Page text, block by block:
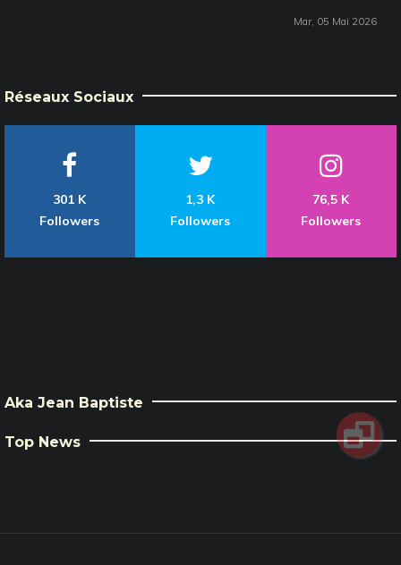
Mar, 05 Mai 2026
Réseaux Sociaux
301 K
Followers
1,3 K
Followers
76,5 K
Followers
Aka Jean Baptiste
Top News